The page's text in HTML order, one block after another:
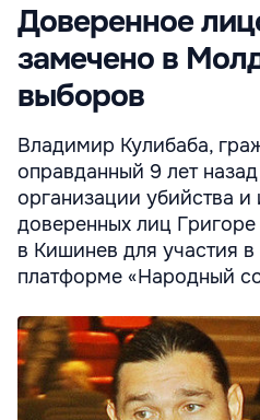
Доверенное
замечено в
выборов
Владимир Кулибаба,
оправданный 9 лет
организации убийства и
доверенных лиц
в Кишинев для участия
платформе «Народный